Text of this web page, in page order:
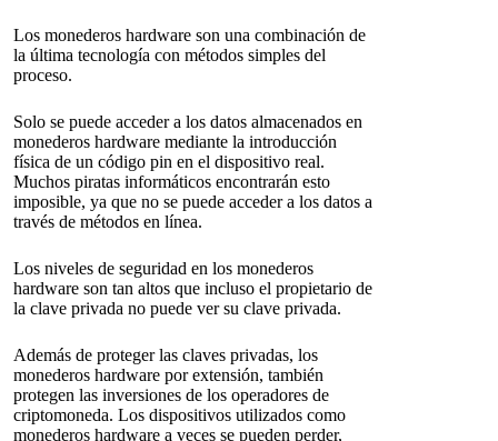
Los monederos hardware son una combinación de
la última tecnología con métodos simples del
proceso.
Solo se puede acceder a los datos almacenados en
monederos hardware mediante la introducción
física de un código pin en el dispositivo real.
Muchos piratas informáticos encontrarán esto
imposible, ya que no se puede acceder a los datos a
través de métodos en línea.
Los niveles de seguridad en los monederos
hardware son tan altos que incluso el propietario de
la clave privada no puede ver su clave privada.
Además de proteger las claves privadas, los
monederos hardware por extensión, también
protegen las inversiones de los operadores de
criptomoneda. Los dispositivos utilizados como
monederos hardware a veces se pueden perder,